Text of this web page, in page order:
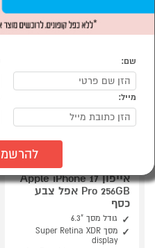
אייפון Apple iPhone 17
Pro 256GB אפל צבע
כסף
גודל מסך "6.3
מסך Super Retina XDR
display
שם:
מייל: